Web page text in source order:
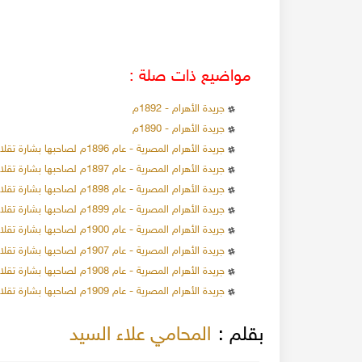
مواضيع ذات صلة :
جريدة الأهرام - 1892م
جريدة الأهرام - 1890م
جريدة الأهرام المصرية - عام 1896م لصاحبها بشارة تقلا ومدير تحريرها رشيد شميل
جريدة الأهرام المصرية - عام 1897م لصاحبها بشارة تقلا ومدير تحريرها رشيد شميل
جريدة الأهرام المصرية - عام 1898م لصاحبها بشارة تقلا ومدير تحريرها رشيد شميل
جريدة الأهرام المصرية - عام 1899م لصاحبها بشارة تقلا ومدير تحريرها رشيد شميل
جريدة الأهرام المصرية - عام 1900م لصاحبها بشارة تقلا ومدير تحريرها رشيد شميل
جريدة الأهرام المصرية - عام 1907م لصاحبها بشارة تقلا ومدير تحريرها رشيد شميل
جريدة الأهرام المصرية - عام 1908م لصاحبها بشارة تقلا ومدير تحريرها رشيد شميل
جريدة الأهرام المصرية - عام 1909م لصاحبها بشارة تقلا ومدير تحريرها رشيد شميل
بقلم : المحامي علاء السيد